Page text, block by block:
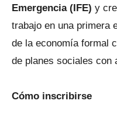
Emergencia (IFE) y
trabajo en una primera
de la economía formal
de planes sociales con
Cómo inscribirse